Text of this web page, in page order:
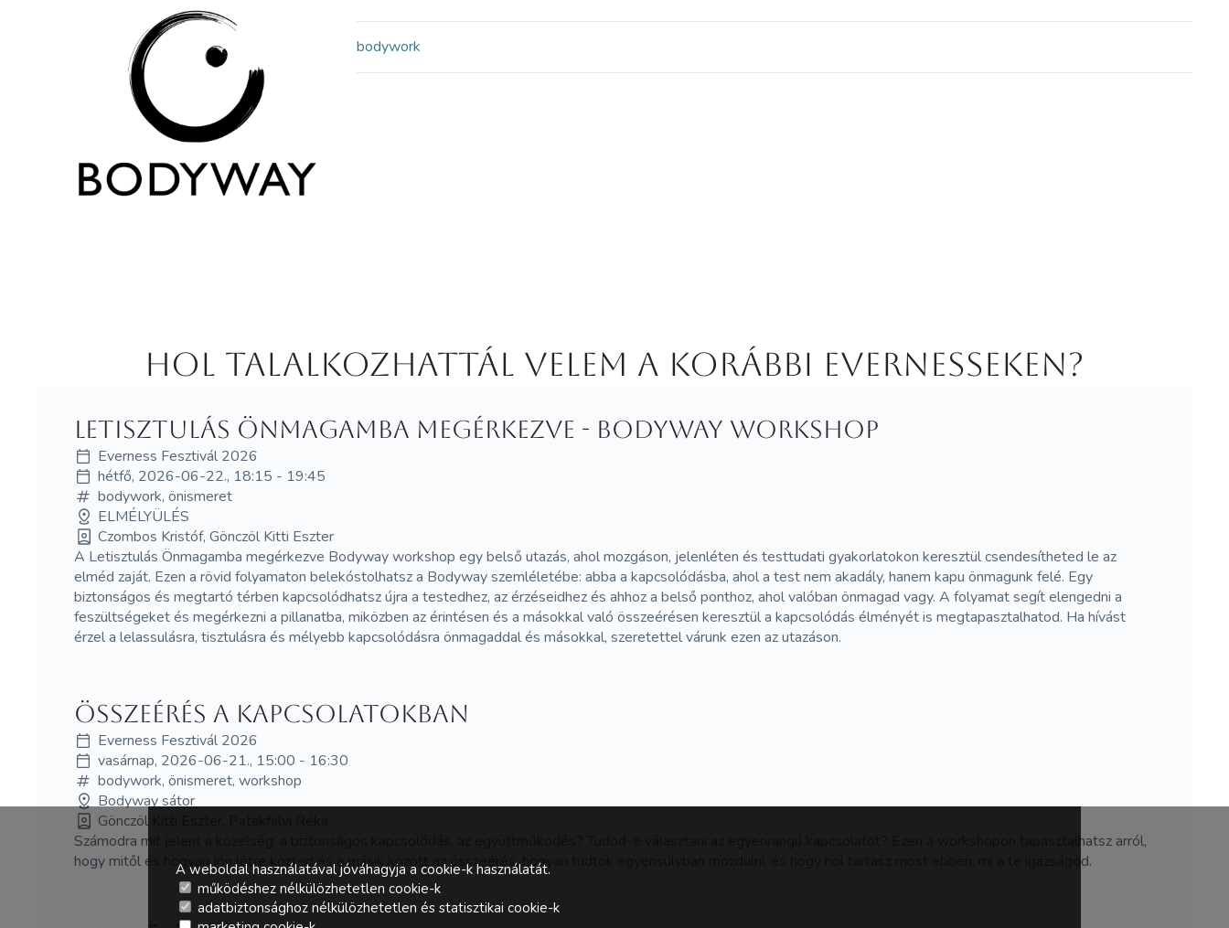
bodywork
Hol Talalkozhattál velem a korábbi Evernesseken?
Letisztulás Önmagamba megérkezve - Bodyway workshop
Everness Fesztivál 2026
hétfő, 2026-06-22., 18:15 - 19:45
bodywork, önismeret
ELMÉLYÜLÉS
Czombos Kristóf, Gönczöl Kitti Eszter
A Letisztulás Önmagamba megérkezve Bodyway workshop egy belső utazás, ahol mozgáson, jelenléten és testtudati gyakorlatokon keresztül csendesítheted le az
elméd zaját. Ezen a rövid folyamaton belekóstolhatsz a Bodyway szemléletébe: abba a kapcsolódásba, ahol a test nem akadály, hanem kapu önmagunk felé. Egy
biztonságos és megtartó térben kapcsolódhatsz újra a testedhez, az érzéseidhez és ahhoz a belső ponthoz, ahol valóban önmagad vagy. A folyamat segít elengedni a
feszültségeket és megérkezni a pillanatba, miközben az érintésen és a másokkal való összeérésen keresztül a kapcsolódás élményét is megtapasztalhatod. Ha hívást
érzel a lelassulásra, tisztulásra és mélyebb kapcsolódásra önmagaddal és másokkal, szeretettel várunk ezen az utazáson.
Összeérés a kapcsolatokban
Everness Fesztivál 2026
vasárnap, 2026-06-21., 15:00 - 16:30
bodywork, önismeret, workshop
Bodyway sátor
Gönczöl Kitti Eszter, Patakfalvi Réka
Számodra mit jelent a közelség, a biztonságos kapcsolódás, az együttműködés? Tudod-e választani az egyenrangú kapcsolatot? Ezen a workshopon tapasztalhatsz arról,
hogy mitől és hogyan jön létre közted és a másik között az összeérés, hogyan tudtok egyensúlyban mozdulni, és hogy hol tartasz most ebben, mi a te igazságod.
A weboldal használatával jóváhagyja a cookie-k használatát.
működéshez nélkülözhetetlen cookie-k
adatbiztonsághoz nélkülözhetetlen és statisztikai cookie-k